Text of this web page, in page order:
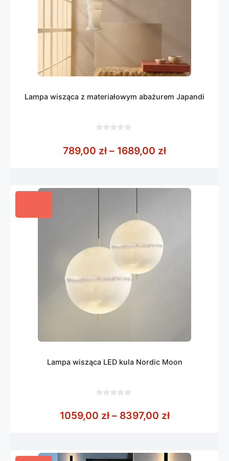
Lampa wisząca z materiałowym abażurem Japandi
5
789,00 zł – 1689,00 złZakres cen:
Lampa wisząca LED kula Nordic Moon
5
1059,00 zł – 8397,00 złZakres cen: